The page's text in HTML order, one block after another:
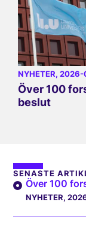
NYHETER,
Över 100
beslut
SENASTE
Över 100
NYHETER,